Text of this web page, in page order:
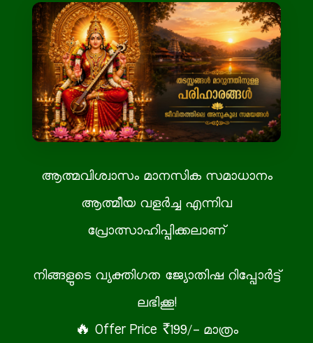
ആത്മവിശ്വാസം മാനസിക സമാധാനം
ആത്മീയ വളർച്ച എന്നിവ
പ്രോത്സാഹിപ്പിക്കലാണ്
നിങ്ങളുടെ വ്യക്തിഗത ജ്യോതിഷ റിപ്പോർട്ട്
ലഭിക്കൂ!
🔥 Offer Price ₹199/- മാത്രം